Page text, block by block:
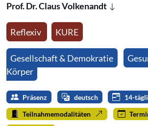
Prof. Dr. Claus Volkenandt
Reflexiv KURE
Gesellschaft & Demokratie
Körper
Präsenz deutsch 14-
Teilnahmemodalitäten